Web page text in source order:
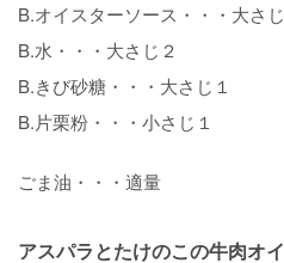
B.オイスターソース・・・大さ
B.水・・・大さじ２
B.きび砂糖・・・大さじ１
B.片栗粉・・・小さじ１
ごま油・・・適量
アスパラとたけのこの牛肉オ